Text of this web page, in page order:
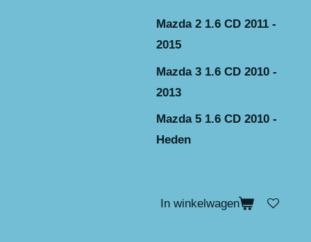
Mazda 2 1.6 CD 2011 -
2015
Mazda 3 1.6 CD 2010 -
2013
Mazda 5 1.6 CD 2010 -
Heden
In winkelwagen